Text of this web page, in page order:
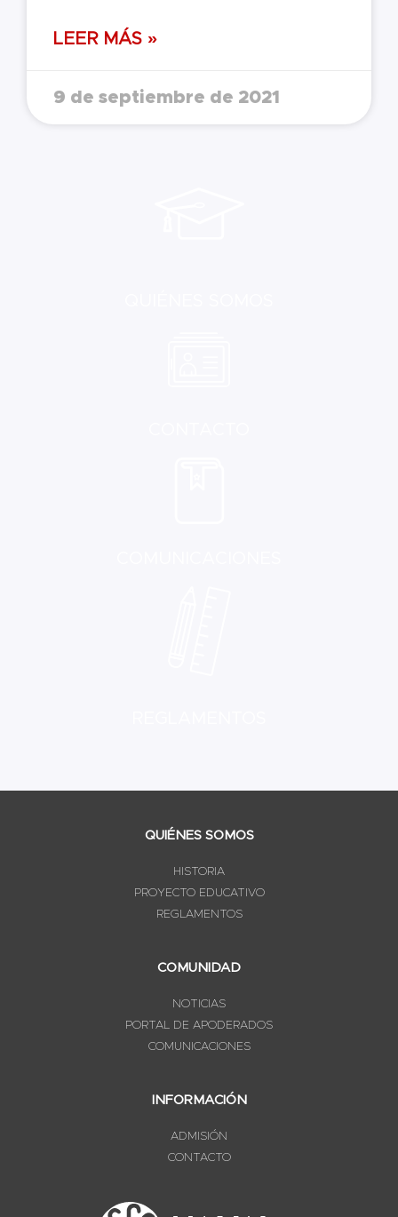
LEER MÁS »
9 de septiembre de 2021
QUIÉNES SOMOS
HISTORIA
PROYECTO EDUCATIVO
REGLAMENTOS
COMUNIDAD
NOTICIAS
PORTAL DE APODERADOS
COMUNICACIONES
INFORMACIÓN
ADMISIÓN
CONTACTO